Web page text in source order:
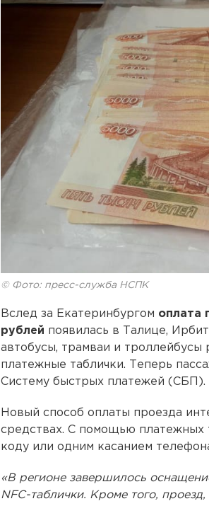
© Фото: пресс-служба НСПК
Вслед за Екатеринбургом оплата
рублей появилась в Талице,
автобусы, трамваи и
платежные таблички. Теперь
Систему быстрых платежей (СБП).
Новый способ оплаты проезда
средствах. С помощью платежных
коду или одним касанием
«В регионе завершилось
NFC-таблички. Кроме того,